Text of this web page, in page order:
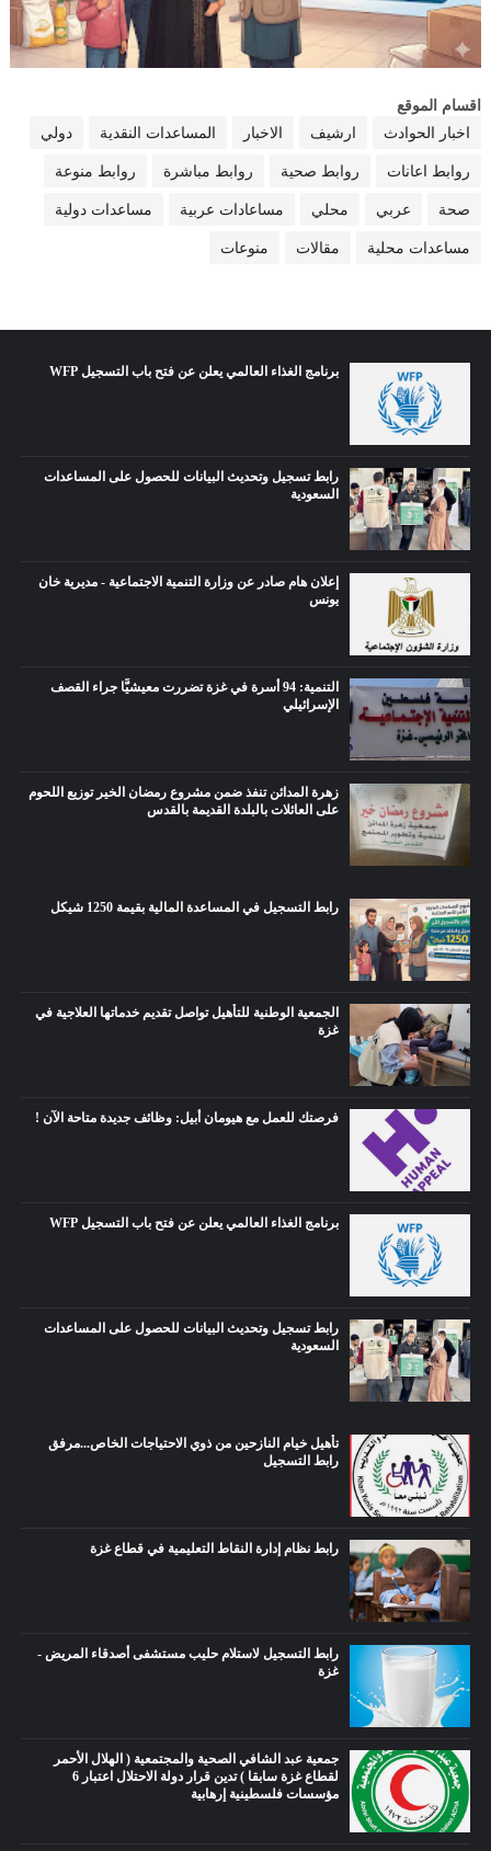
اقسام الموقع
اخبار الحوادث
ارشيف الاخبار المساعدات النقدية دولي
روابط اعانات روابط صحية روابط مباشرة روابط منوعة
صحة عربي محلي مساعادات عربية مساعدات دولية
مساعدات محلية مقالات منوعات
برنامج الغذاء العالمي يعلن عن فتح باب التسجيل WFP
رابط تسجيل وتحديث البيانات للحصول على المساعدات
السعودية
إعلان هام صادر عن وزارة التنمية الاجتماعية - مديرية خان
يونس
التنمية: 94 أسرة في غزة تضررت معيشيًّا جراء القصف
الإسرائيلي
زهرة المدائن تنفذ ضمن مشروع رمضان الخير توزيع اللحوم
على العائلات بالبلدة القديمة بالقدس
رابط التسجيل في المساعدة المالية بقيمة 1250 شيكل
الجمعية الوطنية للتأهيل تواصل تقديم خدماتها العلاجية في
غزة
فرصتك للعمل مع هيومان أبيل: وظائف جديدة متاحة الآن !
برنامج الغذاء العالمي يعلن عن فتح باب التسجيل WFP
رابط تسجيل وتحديث البيانات للحصول على المساعدات
السعودية
تأهيل خيام النازحين من ذوي الاحتياجات الخاص...مرفق
رابط التسجيل
رابط نظام إدارة النقاط التعليمية في قطاع غزة
رابط التسجيل لاستلام حليب مستشفى أصدقاء المريض -
غزة
جمعية عبد الشافي الصحية والمجتمعية ( الهلال الأحمر
لقطاع غزة سابقا ) تدين قرار دولة الاحتلال اعتبار 6
مؤسسات فلسطينية إرهابية